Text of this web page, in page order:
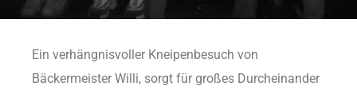
Ein verhängnisvoller Kneipenbesuch von
Bäckermeister Willi, sorgt für großes Durcheinander